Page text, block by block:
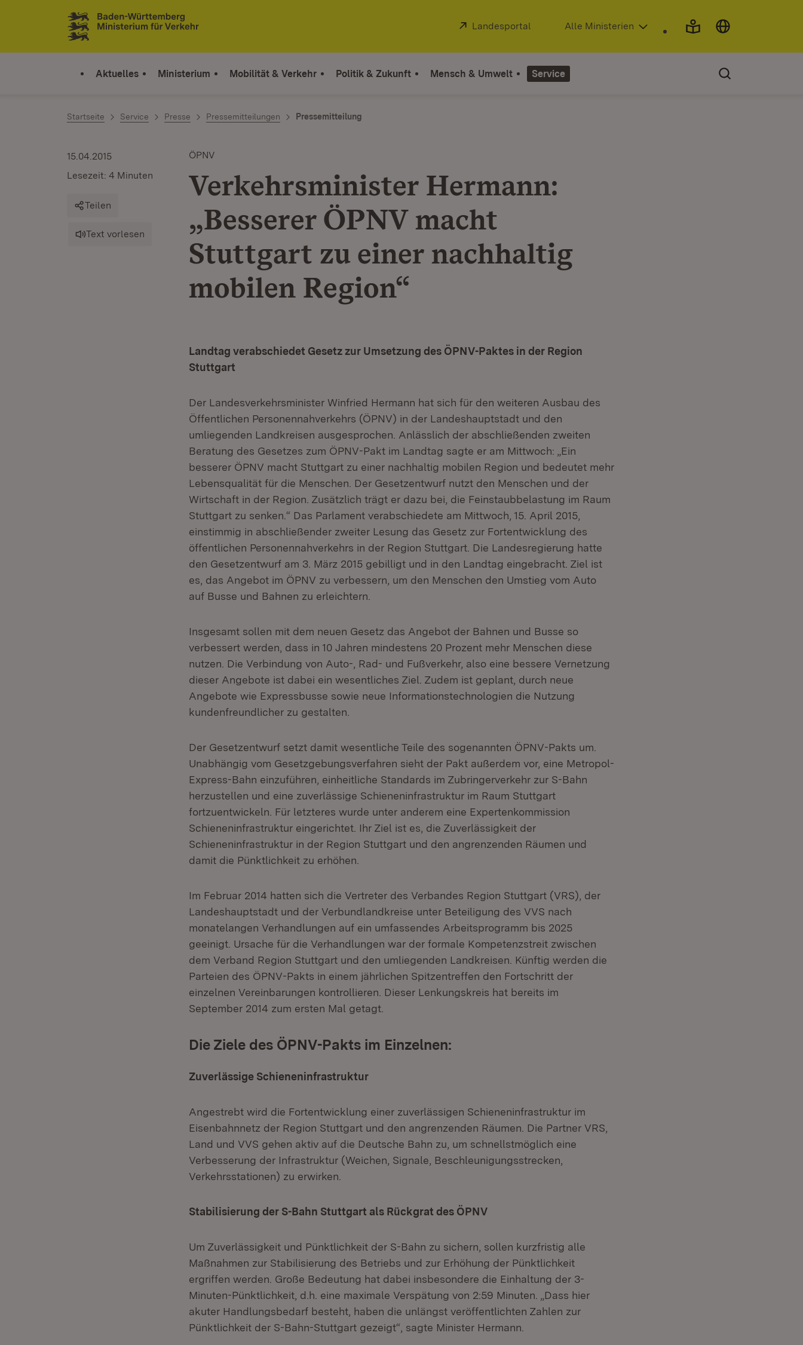
Zum Inhalt springen
Link zur Startseite
Extern:
Landesportal (Öffnet in neuem Fenster)
Alle Ministerien
Aktuelles Ministerium Mobilität & Verkehr Politik & Zukunft Mensch & Umwelt Service
Startseite Service Presse Pressemitteilungen Pressemitteilung
ÖPNV
Verkehrsminister Hermann:
„Besserer ÖPNV macht
Stuttgart zu einer nachhaltig
mobilen Region“
15.04.2015
Lesezeit: 4 Minuten
Teilen
Text vorlesen
Landtag verabschiedet Gesetz zur Umsetzung des ÖPNV-Paktes in der Region
Stuttgart
Der Landesverkehrsminister Winfried Hermann hat sich für den weiteren Ausbau des
Öffentlichen Personennahverkehrs (ÖPNV) in der Landeshauptstadt und den
umliegenden Landkreisen ausgesprochen. Anlässlich der abschließenden zweiten
Beratung des Gesetzes zum ÖPNV-Pakt im Landtag sagte er am Mittwoch: „Ein
besserer ÖPNV macht Stuttgart zu einer nachhaltig mobilen Region und bedeutet mehr
Lebensqualität für die Menschen. Der Gesetzentwurf nutzt den Menschen und der
Wirtschaft in der Region. Zusätzlich trägt er dazu bei, die Feinstaubbelastung im Raum
Stuttgart zu senken.“ Das Parlament verabschiedete am Mittwoch, 15. April 2015,
einstimmig in abschließender zweiter Lesung das Gesetz zur Fortentwicklung des
öffentlichen Personennahverkehrs in der Region Stuttgart. Die Landesregierung hatte
den Gesetzentwurf am 3. März 2015 gebilligt und in den Landtag eingebracht. Ziel ist
es, das Angebot im ÖPNV zu verbessern, um den Menschen den Umstieg vom Auto
auf Busse und Bahnen zu erleichtern.
Insgesamt sollen mit dem neuen Gesetz das Angebot der Bahnen und Busse so
verbessert werden, dass in 10 Jahren mindestens 20 Prozent mehr Menschen diese
nutzen. Die Verbindung von Auto-, Rad- und Fußverkehr, also eine bessere Vernetzung
dieser Angebote ist dabei ein wesentliches Ziel. Zudem ist geplant, durch neue
Angebote wie Expressbusse sowie neue Informationstechnologien die Nutzung
kundenfreundlicher zu gestalten.
Der Gesetzentwurf setzt damit wesentliche Teile des sogenannten ÖPNV-Pakts um.
Unabhängig vom Gesetzgebungsverfahren sieht der Pakt außerdem vor, eine Metropol-
Express-Bahn einzuführen, einheitliche Standards im Zubringerverkehr zur S-Bahn
herzustellen und eine zuverlässige Schieneninfrastruktur im Raum Stuttgart
fortzuentwickeln. Für letzteres wurde unter anderem eine Expertenkommission
Schieneninfrastruktur eingerichtet. Ihr Ziel ist es, die Zuverlässigkeit der
Schieneninfrastruktur in der Region Stuttgart und den angrenzenden Räumen und
damit die Pünktlichkeit zu erhöhen.
Im Februar 2014 hatten sich die Vertreter des Verbandes Region Stuttgart (VRS), der
Landeshauptstadt und der Verbundlandkreise unter Beteiligung des VVS nach
monatelangen Verhandlungen auf ein umfassendes Arbeitsprogramm bis 2025
geeinigt. Ursache für die Verhandlungen war der formale Kompetenzstreit zwischen
dem Verband Region Stuttgart und den umliegenden Landkreisen. Künftig werden die
Parteien des ÖPNV-Pakts in einem jährlichen Spitzentreffen den Fortschritt der
einzelnen Vereinbarungen kontrollieren. Dieser Lenkungskreis hat bereits im
September 2014 zum ersten Mal getagt.
Die Ziele des ÖPNV-Pakts im Einzelnen:
Zuverlässige Schieneninfrastruktur
Angestrebt wird die Fortentwicklung einer zuverlässigen Schieneninfrastruktur im
Eisenbahnnetz der Region Stuttgart und den angrenzenden Räumen. Die Partner VRS,
Land und VVS gehen aktiv auf die Deutsche Bahn zu, um schnellstmöglich eine
Verbesserung der Infrastruktur (Weichen, Signale, Beschleunigungsstrecken,
Verkehrsstationen) zu erwirken.
Stabilisierung der S-Bahn Stuttgart als Rückgrat des ÖPNV
Um Zuverlässigkeit und Pünktlichkeit der S-Bahn zu sichern, sollen kurzfristig alle
Maßnahmen zur Stabilisierung des Betriebs und zur Erhöhung der Pünktlichkeit
ergriffen werden. Große Bedeutung hat dabei insbesondere die Einhaltung der 3-
Minuten-Pünktlichkeit, d.h. eine maximale Verspätung von 2:59 Minuten. „Dass hier
akuter Handlungsbedarf besteht, haben die unlängst veröffentlichten Zahlen zur
Pünktlichkeit der S-Bahn-Stuttgart gezeigt“, sagte Minister Hermann.